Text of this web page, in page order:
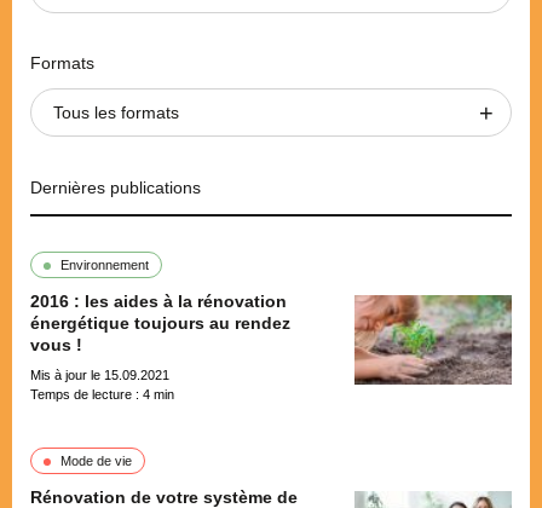
Formats
Tous les formats
Dernières publications
Environnement
2016 : les aides à la rénovation
énergétique toujours au rendez
vous !
Mis à jour le 15.09.2021
Temps de lecture : 4 min
Mode de vie
Rénovation de votre système de